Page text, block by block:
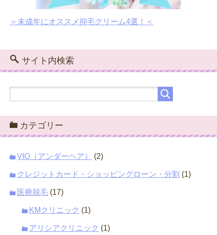
＞未成年にオススメ抑毛クリーム4選！＜
サイト内検索
カテゴリー
VIO（アンダーヘア） (2)
クレジットカード・ショッピングローン・分割 (1)
医療脱毛 (17)
KMクリニック (1)
アリシアクリニック (1)